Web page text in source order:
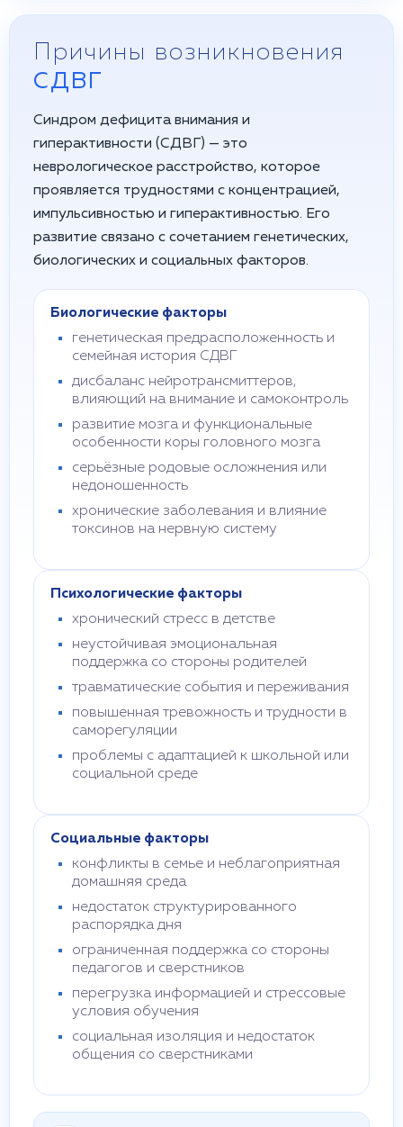
Причины возникновения
СДВГ
Синдром дефицита внимания и
гиперактивности (СДВГ) — это
неврологическое расстройство, которое
проявляется трудностями с концентрацией,
импульсивностью и гиперактивностью. Его
развитие связано с сочетанием генетических,
биологических и социальных факторов.
Биологические факторы
генетическая предрасположенность и
семейная история СДВГ
дисбаланс нейротрансмиттеров,
влияющий на внимание и самоконтроль
развитие мозга и функциональные
особенности коры головного мозга
серьёзные родовые осложнения или
недоношенность
хронические заболевания и влияние
токсинов на нервную систему
Психологические факторы
хронический стресс в детстве
неустойчивая эмоциональная
поддержка со стороны родителей
травматические события и переживания
повышенная тревожность и трудности в
саморегуляции
проблемы с адаптацией к школьной или
социальной среде
Социальные факторы
конфликты в семье и неблагоприятная
домашняя среда
недостаток структурированного
распорядка дня
ограниченная поддержка со стороны
педагогов и сверстников
перегрузка информацией и стрессовые
условия обучения
социальная изоляция и недостаток
общения со сверстниками